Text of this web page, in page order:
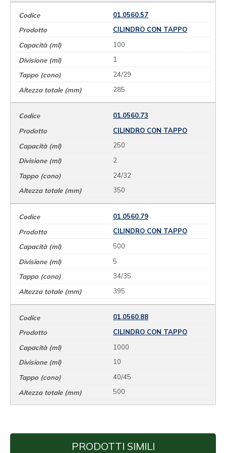
01.0560.57
CILINDRO CON TAPPO
100
1
24/29
285
01.0560.73
CILINDRO CON TAPPO
250
2
24/32
350
01.0560.79
CILINDRO CON TAPPO
500
5
34/35
395
01.0560.88
CILINDRO CON TAPPO
1000
10
40/45
500
PRODOTTI SIMILI